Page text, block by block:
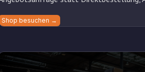
Shop besuchen →